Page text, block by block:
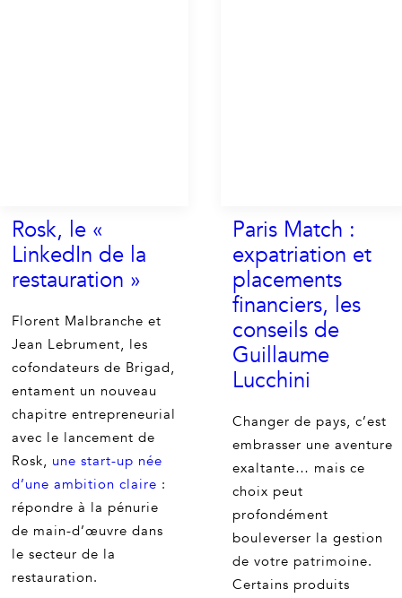
Rosk, le «
LinkedIn de la
restauration »
Florent Malbranche et
Jean Lebrument, les
cofondateurs de Brigad,
entament un nouveau
chapitre entrepreneurial
avec le lancement de
Rosk, une start-up née
d’une ambition claire :
répondre à la pénurie
de main-d’œuvre dans
le secteur de la
restauration.
Paris Match :
expatriation et
placements
financiers, les
conseils de
Guillaume
Lucchini
Changer de pays, c’est
embrasser une aventure
exaltante… mais ce
choix peut
profondément
bouleverser la gestion
de votre patrimoine.
Certains produits